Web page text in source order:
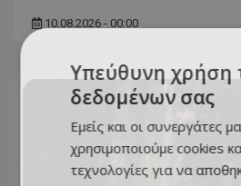
10.08.2026 - 00:00
Υπεύθυνη χρήση
δεδομένων σας
Εμείς και οι συνεργάτες
χρησιμοποιούμε cookies
τεχνολογίες για να